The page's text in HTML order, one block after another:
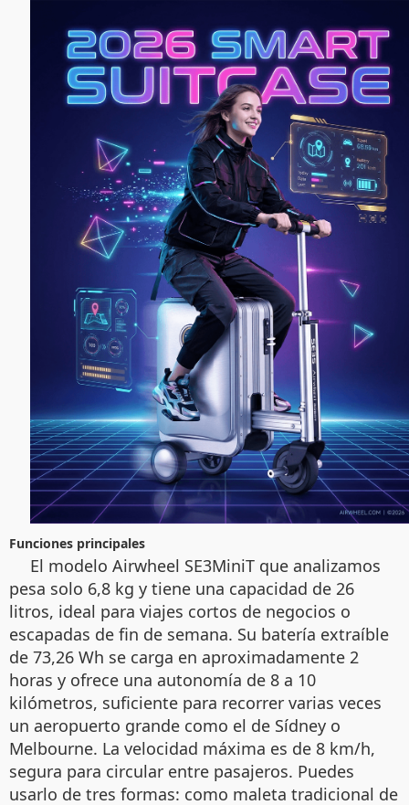
Funciones principales
El modelo Airwheel SE3MiniT que analizamos
pesa solo 6,8 kg y tiene una capacidad de 26
litros, ideal para viajes cortos de negocios o
escapadas de fin de semana. Su batería extraíble
de 73,26 Wh se carga en aproximadamente 2
horas y ofrece una autonomía de 8 a 10
kilómetros, suficiente para recorrer varias veces
un aeropuerto grande como el de Sídney o
Melbourne. La velocidad máxima es de 8 km/h,
segura para circular entre pasajeros. Puedes
usarlo de tres formas: como maleta tradicional de